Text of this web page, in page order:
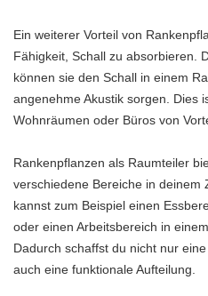
Ein weiterer Vorteil von
Fähigkeit, Schall zu absorbieren.
können sie den Schall in einem
angenehme Akustik sorgen. Dies
Wohnräumen oder Büros von
Rankenpflanzen als Raumteiler
verschiedene Bereiche in deinem
kannst zum Beispiel einen
oder einen Arbeitsbereich in
Dadurch schaffst du nicht nur
auch eine funktionale Aufteilung.